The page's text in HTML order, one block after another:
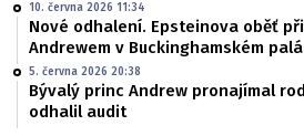
10. června 2026 11:34
Nové odhalení. Epsteinova oběť
Andrewem v Buckinghamském
5. června 2026 20:38
Bývalý princ Andrew pronajímal
odhalil audit